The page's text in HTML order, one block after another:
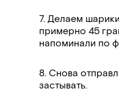
7. Делаем
примерно 45
напоминали по
8. Снова
застывать.